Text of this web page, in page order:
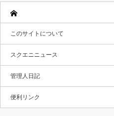
このサイトについて
スクエニニュース
管理人日記
便利リンク